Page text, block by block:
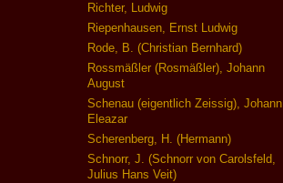
Richter, Ludwig
Riepenhausen, Ernst Ludwig
Rode, B. (Christian Bernhard)
Rossmäßler (Rosmäßler), Johann
August
Schenau (eigentlich Zeissig), Johann
Eleazar
Scherenberg, H. (Hermann)
Schnorr, J. (Schnorr von Carolsfeld,
Julius Hans Veit)